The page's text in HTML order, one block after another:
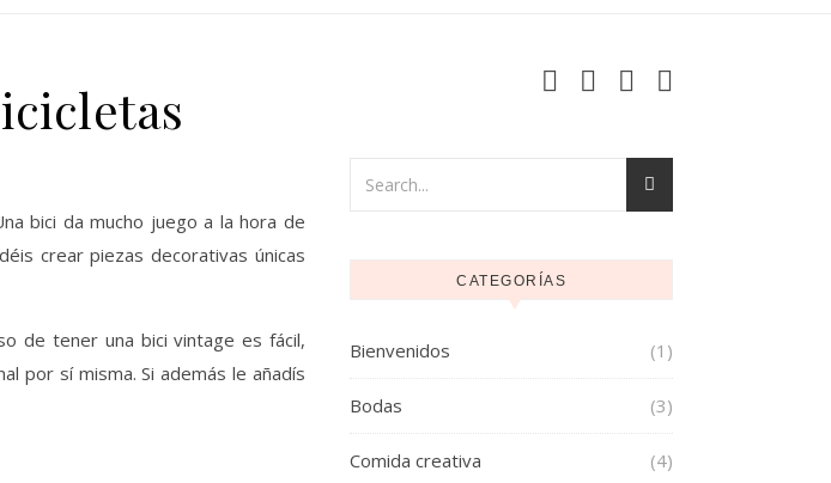
bici da mucho juego a la hora de
crear piezas decorativas únicas
de tener una bici vintage es fácil,
por sí misma. Si además le añadís
CATEGORÍAS
Bienvenidos (1)
Bodas (3)
Comida creativa (4)